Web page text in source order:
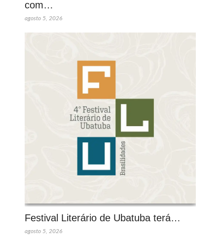
com…
agosto 5, 2026
Festival Literário de Ubatuba terá…
agosto 5, 2026